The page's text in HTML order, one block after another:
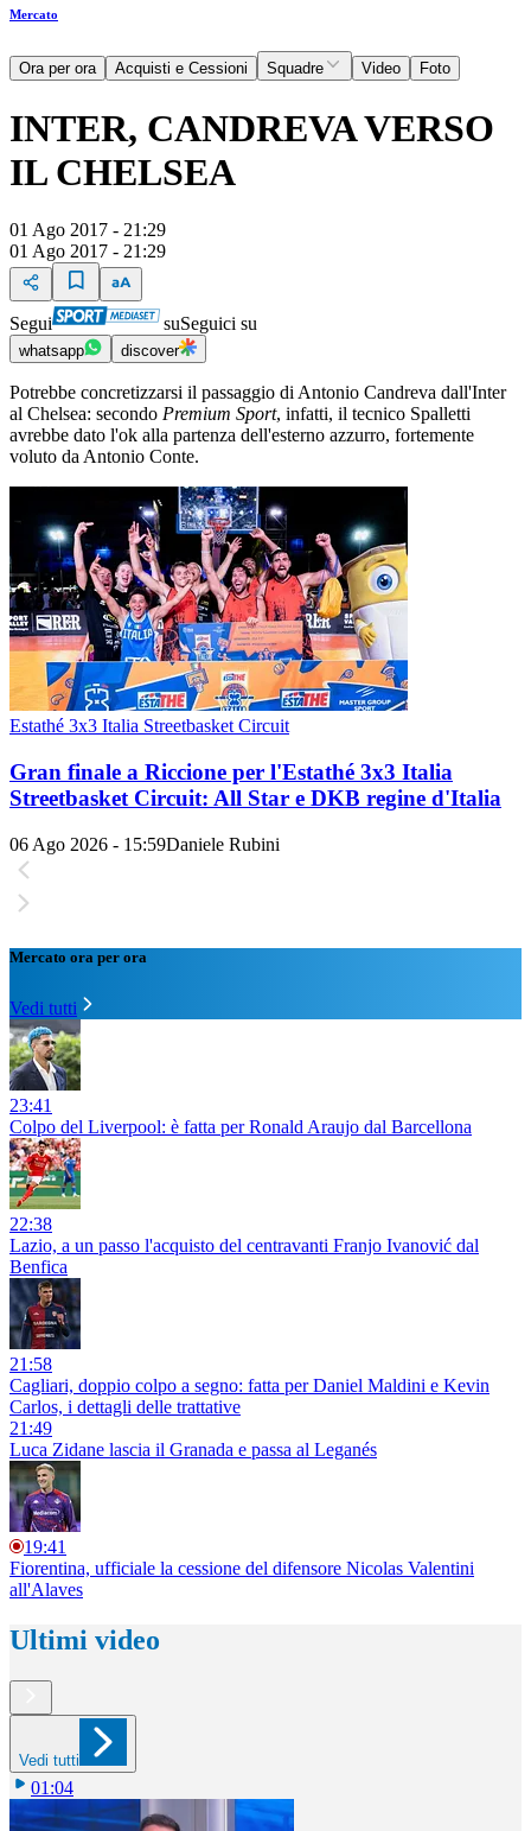
Mercato
Ora per ora Acquisti e Cessioni Squadre Video Foto
INTER, CANDREVA VERSO
IL CHELSEA
01 Ago 2017 - 21:29
01 Ago 2017 - 21:29
Segui suSeguici su
whatsapp discover
Potrebbe concretizzarsi il passaggio di Antonio Candreva dall'Inter
al Chelsea: secondo Premium Sport, infatti, il tecnico Spalletti
avrebbe dato l'ok alla partenza dell'esterno azzurro, fortemente
voluto da Antonio Conte.
Estathé 3x3 Italia Streetbasket Circuit
Gran finale a Riccione per l'Estathé 3x3 Italia
Streetbasket Circuit: All Star e DKB regine d'Italia
06 Ago 2026 - 15:59Daniele Rubini
Mercato ora per ora
Vedi tutti
23:41
Colpo del Liverpool: è fatta per Ronald Araujo dal Barcellona
22:38
Lazio, a un passo l'acquisto del centravanti Franjo Ivanović dal
Benfica
21:58
Cagliari, doppio colpo a segno: fatta per Daniel Maldini e Kevin
Carlos, i dettagli delle trattative
21:49
Luca Zidane lascia il Granada e passa al Leganés
19:41
Fiorentina, ufficiale la cessione del difensore Nicolas Valentini
all'Alaves
Ultimi video
Vedi tutti
01:04